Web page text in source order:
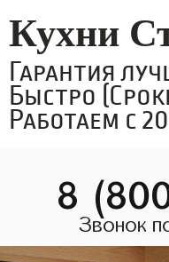
Кухни
Гарантия
Быстро
Работаем с
8
Звонок